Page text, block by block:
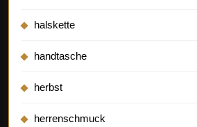
halskette
handtasche
herbst
herrenschmuck